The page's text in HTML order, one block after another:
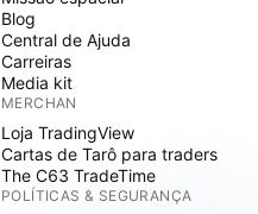
Blog
Central de Ajuda
Carreiras
Media kit
MERCHAN
Loja TradingView
Cartas de Tarô para traders
The C63 TradeTime
POLÍTICAS & SEGURANÇA